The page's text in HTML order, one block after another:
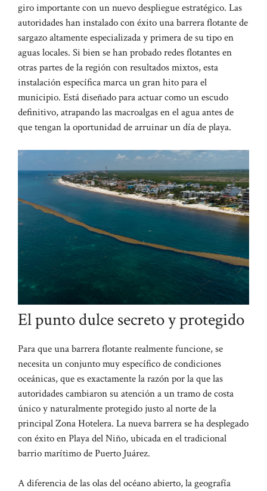
giro importante con un nuevo despliegue estratégico. Las
autoridades han instalado con éxito una barrera flotante de
sargazo altamente especializada y primera de su tipo en
aguas locales. Si bien se han probado redes flotantes en
otras partes de la región con resultados mixtos, esta
instalación específica marca un gran hito para el
municipio. Está diseñado para actuar como un escudo
definitivo, atrapando las macroalgas en el agua antes de
que tengan la oportunidad de arruinar un día de playa.
El punto dulce secreto y protegido
Para que una barrera flotante realmente funcione, se
necesita un conjunto muy específico de condiciones
oceánicas, que es exactamente la razón por la que las
autoridades cambiaron su atención a un tramo de costa
único y naturalmente protegido justo al norte de la
principal Zona Hotelera. La nueva barrera se ha desplegado
con éxito en Playa del Niño, ubicada en el tradicional
barrio marítimo de Puerto Juárez.
A diferencia de las olas del océano abierto, la geografía